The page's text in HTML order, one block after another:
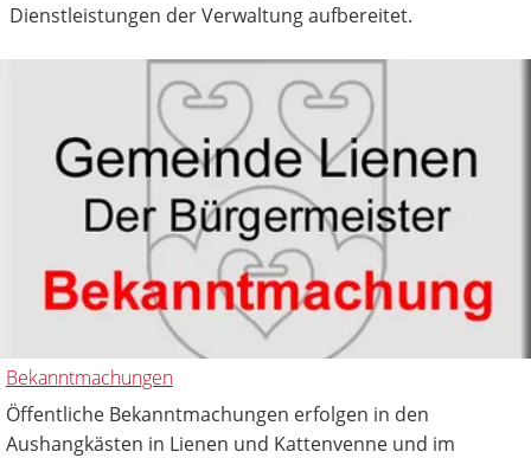
Dienstleistungen der Verwaltung aufbereitet.
Bekanntmachungen
Öffentliche Bekanntmachungen erfolgen in den
Aushangkästen in Lienen und Kattenvenne und im